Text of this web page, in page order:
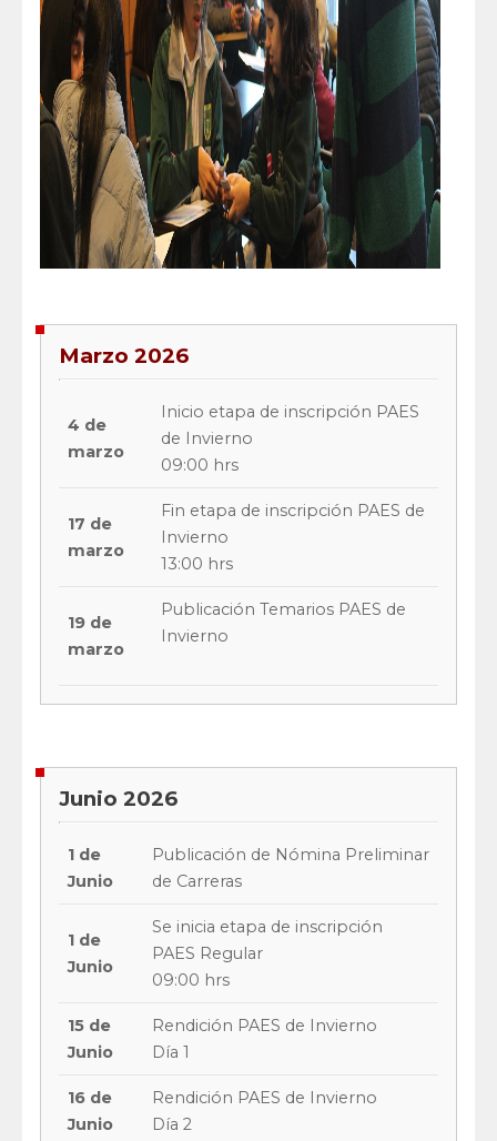
Marzo 2026
4 de
marzo
Inicio etapa de inscripción PAES
de Invierno
09:00 hrs
17 de
marzo
Fin etapa de inscripción PAES de
Invierno
13:00 hrs
19 de
marzo
Publicación Temarios PAES de
Invierno
Junio 2026
1 de
Junio
Publicación de Nómina Preliminar
de Carreras
1 de
Junio
Se inicia etapa de inscripción
PAES Regular
09:00 hrs
15 de
Junio
Rendición PAES de Invierno
Día 1
16 de
Junio
Rendición PAES de Invierno
Día 2